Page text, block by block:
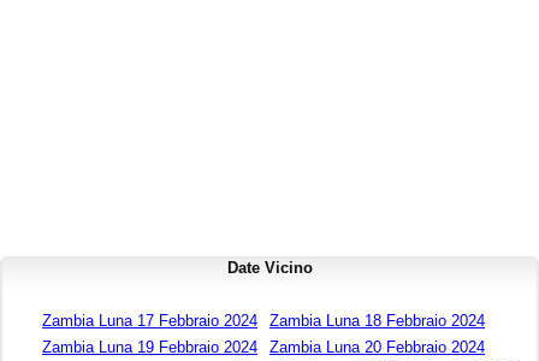
Date Vicino
Zambia Luna 17 Febbraio 2024
Zambia Luna 18 Febbraio 2024
Zambia Luna 19 Febbraio 2024
Zambia Luna 20 Febbraio 2024